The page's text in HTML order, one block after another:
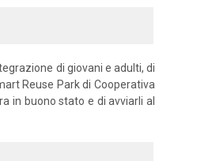
di giovani e adulti, di
Reuse Park di Cooperativa
in buono stato e di avviarli al